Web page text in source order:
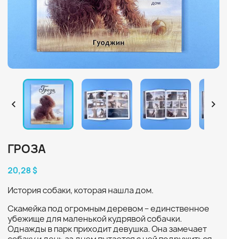
 
ГРОЗА
20,28 $
История собаки, которая нашла дом.
Скамейка под огромным деревом – единственное
убежище для маленькой кудрявой собачки.
Однажды в парк приходит девушка. Она замечает